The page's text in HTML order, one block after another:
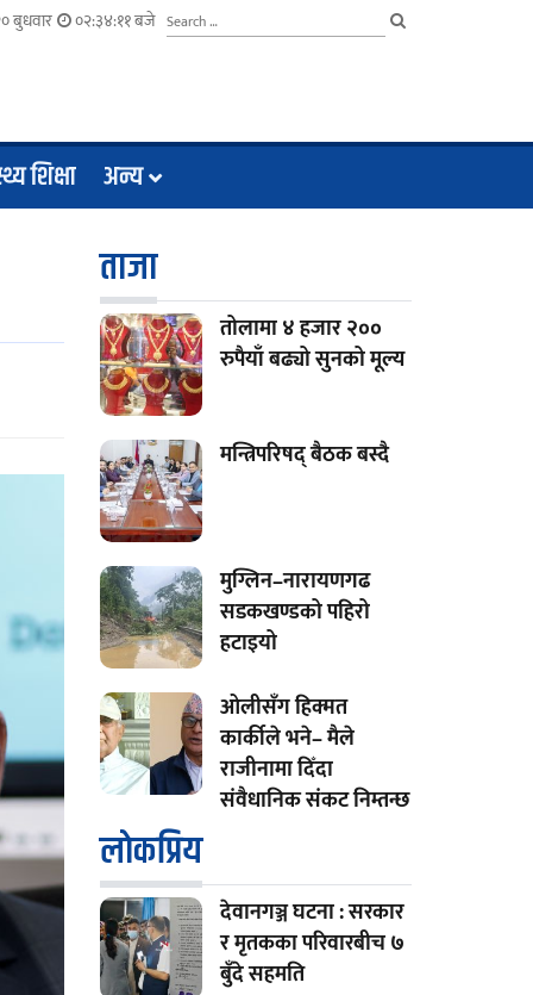
बुधवार ०२:३४:१२ बजे
शिक्षा अन्य
ताजा
तोलामा ४ हजार २००
रुपैयाँ बढ्यो सुनको मूल्य
मन्त्रिपरिषद् बैठक बस्दै
मुग्लिन–नारायणगढ
सडकखण्डको पहिरो
हटाइयो
ओलीसँग हिक्मत
कार्कीले भने– मैले
राजीनामा दिँदा
संवैधानिक संकट निम्तन्छ
लाेकप्रिय
देवानगञ्ज घटना : सरकार
र मृतकका परिवारबीच ७
बुँदे सहमति